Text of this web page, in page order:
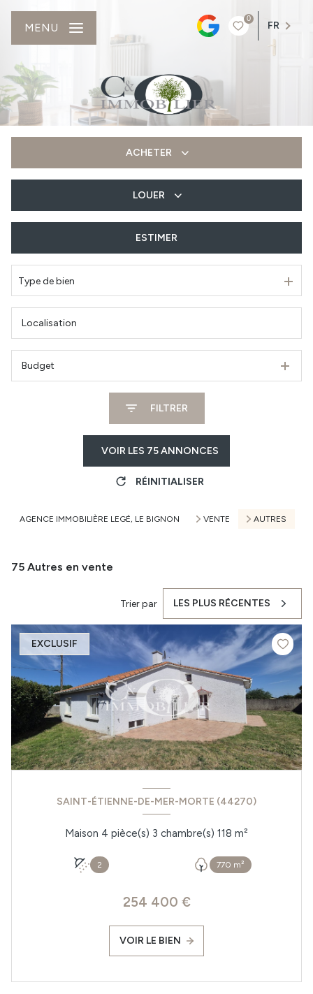
0
FR
MENU
ACHETER
Du neuf
LOUER
ESTIMER
Type de bien
Budget
FILTRER
VOIR LES 75ANNONCES
RÉINITIALISER
AGENCE IMMOBILIÈRE LEGÉ, LE BIGNON VENTE AUTRES
75 Autres en vente
Trier par LES PLUS RÉCENTES
EXCLUSIF
SAINT-ÉTIENNE-DE-MER-MORTE (44270)
Maison 4 pièce(s) 3 chambre(s) 118 m²
2 770 m²
254 400 €
VOIR LE BIEN